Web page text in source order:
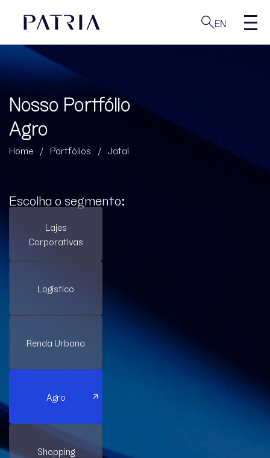
EN
Nosso Portfólio
Agro
Home / Portfólios / Jataí
Escolha o segmento:
Lajes
Corporativas
Logístico
Renda Urbana
Agro
Shopping